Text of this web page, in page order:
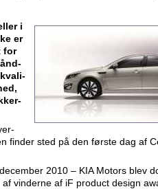
i
er
for
finder sted på den første dag af
2010 – KIA Motors blev
vinderne af iF product design